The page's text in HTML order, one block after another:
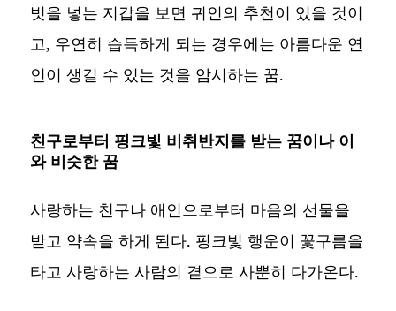
빗을 넣는 지갑을 보면 귀인의 추천이 있을 것이
고, 우연히 습득하게 되는 경우에는 아름다운 연
인이 생길 수 있는 것을 암시하는 꿈.
친구로부터 핑크빛 비취반지를 받는 꿈이나 이
와 비슷한 꿈
사랑하는 친구나 애인으로부터 마음의 선물을
받고 약속을 하게 된다. 핑크빛 행운이 꽃구름을
타고 사랑하는 사람의 곁으로 사뿐히 다가온다.